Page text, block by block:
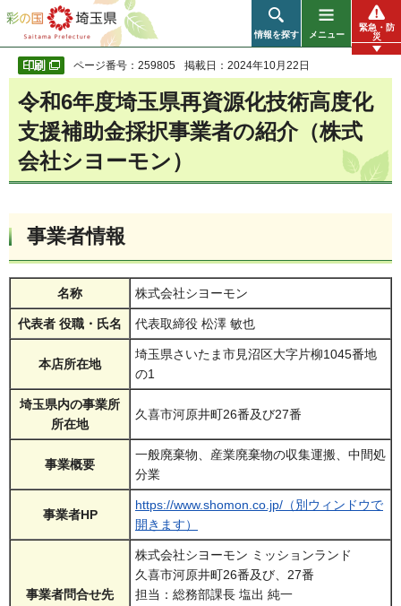
彩の国 埼玉県
情報を探す メニュー
緊急・防
災
ページ番号：259805 掲載日：2024年10月22日
令和6年度埼玉県再資源化技術高度化
支援補助金採択事業者の紹介（株式
会社シヨーモン）
事業者情報
名称 株式会社シヨーモン
代表者 役職・氏名 代表取締役 松澤 敏也
本店所在地
埼玉県さいたま市見沼区大字片柳1045番地
の1
埼玉県内の事業所
所在地
久喜市河原井町26番及び27番
事業概要
一般廃棄物、産業廃棄物の収集運搬、中間処
分業
事業者HP
https://www.shomon.co.jp/（別ウィンドウで
開きます）
事業者問合せ先
株式会社シヨーモン ミッションランド
久喜市河原井町26番及び、27番
担当：総務部課長 塩出 純一